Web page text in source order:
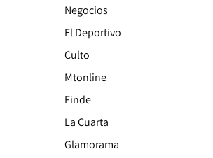
Negocios
El Deportivo
Culto
Mtonline
Finde
La Cuarta
Glamorama